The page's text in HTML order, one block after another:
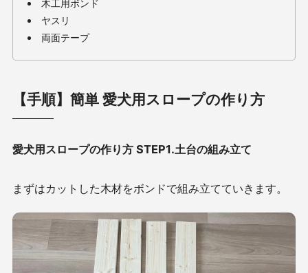
木工用ボンド
ヤスリ
両面テープ
【手順】簡単 愛犬用スロープの作り方
愛犬用スロープの作り方 STEP1.土台の組み立て
まずはカットした木材をボンドで組み立てていきます。